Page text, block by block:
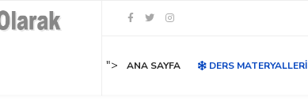
"> ANA SAYFA DERS MATERYALLERI